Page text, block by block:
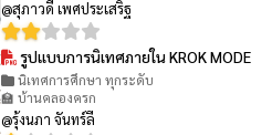
@สุภาวดี เพศประเสริฐ
รูปแบบการนิเทศภายใน KROK MODE
นิเทศการศึกษา ทุกระดับ
🏫 บ้านคลองครก
@รุ้งนภา จันทร์ลี